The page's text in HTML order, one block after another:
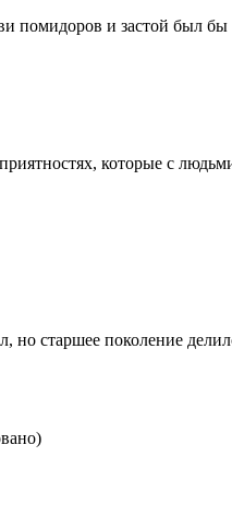
помидоров и застой был бы
которые с
но старшее поколение